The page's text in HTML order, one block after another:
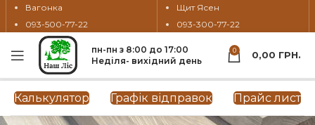
Вагонка
093-500-77-22
Щит Ясен
093-300-77-22
пн-пн з 8:00 до 17:00
Неділя- вихідний день
0 0,00 ГРН.
Калькулятор Графік відправок Прайс лист